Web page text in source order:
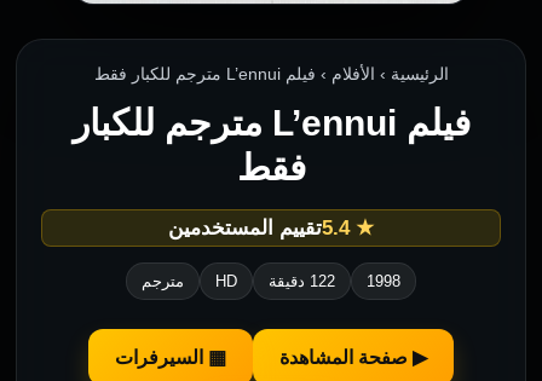
الرئيسية › الأفلام › فيلم L’ennui مترجم للكبار فقط
فيلم L’ennui مترجم للكبار
فقط
★ 5.4 تقييم المستخدمين
1998 122 دقيقة HD مترجم
▶ صفحة المشاهدة ▦ السيرفرات